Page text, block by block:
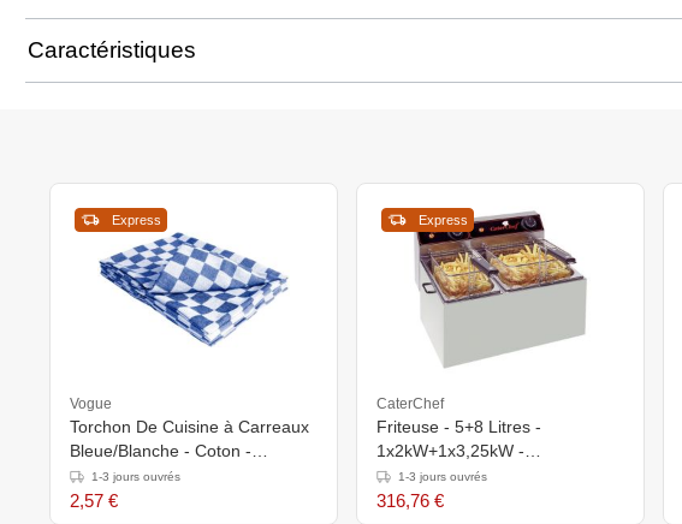
Caractéristiques
Express
Vogue
Torchon De Cuisine à Carreaux
Bleue/Blanche - Coton -
660x660mm
1-3 jours ouvrés
2,57 €
Express
CaterChef
Friteuse - 5+8 Litres -
1x2kW+1x3,25kW -
470x430x(H)290mm
1-3 jours ouvrés
316,76 €